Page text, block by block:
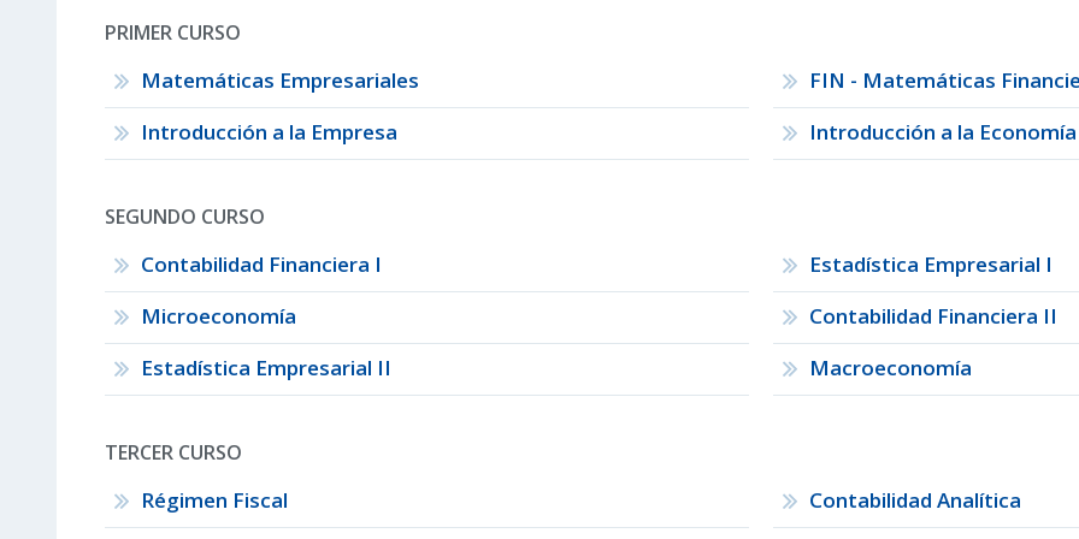
PRIMER CURSO
Matemáticas Empresariales
FIN - Matemáticas
Introducción a la Empresa
Introducción a la Economía
SEGUNDO CURSO
Contabilidad Financiera I
Estadística Empresarial I
Microeconomía
Contabilidad Financiera II
Estadística Empresarial II
Macroeconomía
TERCER CURSO
Régimen Fiscal
Contabilidad Analítica